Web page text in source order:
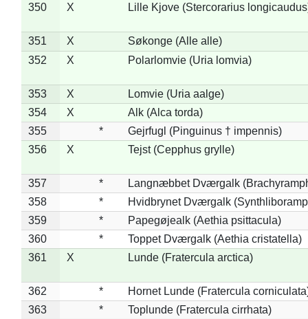
350 X Lille Kjove (Stercorarius
351 X
Søkonge (Alle alle)
352
X Polarlomvie (Uria lomvia)
353 X
Lomvie (Uria aalge)
354
X
Alk (Alca torda)
355
*
Gejrfugl (Pinguinus † impennis)
356
X Tejst (Cepphus grylle)
357 *
Langnæbbet Dværgalk
358
*
Hvidbrynet Dværgalk
359
*
Papegøjealk (Aethia psittacula)
360
*
Toppet Dværgalk (Aethia cristatella)
361
X Lunde (Fratercula arctica)
362 *
Hornet Lunde (Fratercula
363
*
Toplunde (Fratercula cirrhata)